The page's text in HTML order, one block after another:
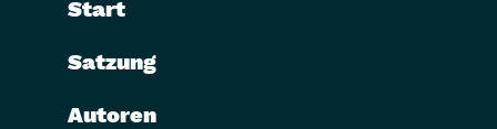
Start
Satzung
Autoren